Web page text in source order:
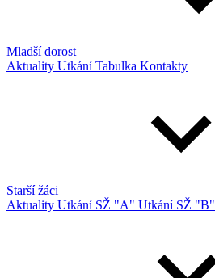
Mladší dorost
Aktuality UtkáníTabulka Kontakty
Starší žáci
Aktuality Utkání SŽ "A" Utkání SŽ "B"